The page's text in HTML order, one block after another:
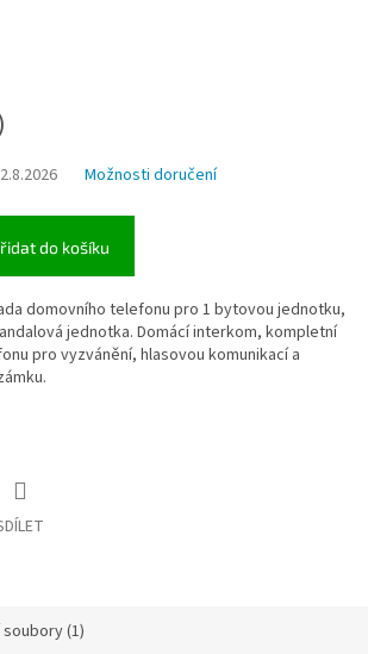
Možnosti doručení
do košíku
domovního telefonu pro 1 bytovou jednotku,
jednotka. Domácí interkom, kompletní
pro vyzvánění, hlasovou komunikací a
(1)